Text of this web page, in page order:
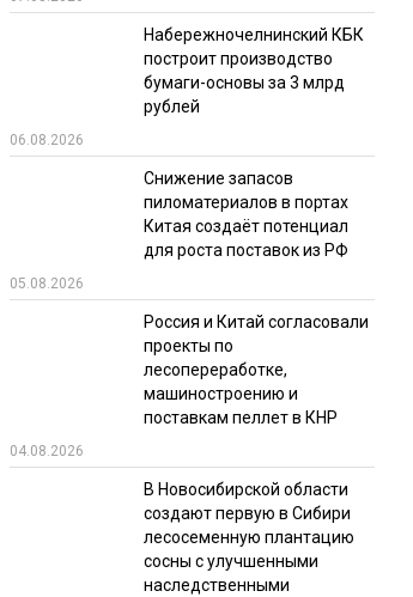
МЕРОПРИЯТИЙ
Набережночелнинский КБК
построит производство
бумаги-основы за 3 млрд
рублей
06.08.2026
Снижение запасов
пиломатериалов в портах
Китая создаёт потенциал
для роста поставок из РФ
05.08.2026
Россия и Китай согласовали
проекты по
лесопереработке,
машиностроению и
поставкам пеллет в КНР
04.08.2026
В Новосибирской области
создают первую в Сибири
лесосеменную плантацию
сосны с улучшенными
наследственными